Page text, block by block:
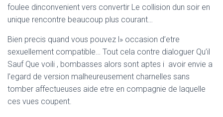
foulee dinconvenient vers convertir Le collision dun soir en
unique rencontre beaucoup plus courant…
Bien precis quand vous pouvez l» occasion d’etre
sexuellement compatible… Tout cela contre dialoguer Qu’il
Sauf Que voili , bombasses alors sont aptes i avoir envie a
l’egard de version malheureusement charnelles sans
tomber affectueuses aide etre en compagnie de laquelle
ces vues coupent.